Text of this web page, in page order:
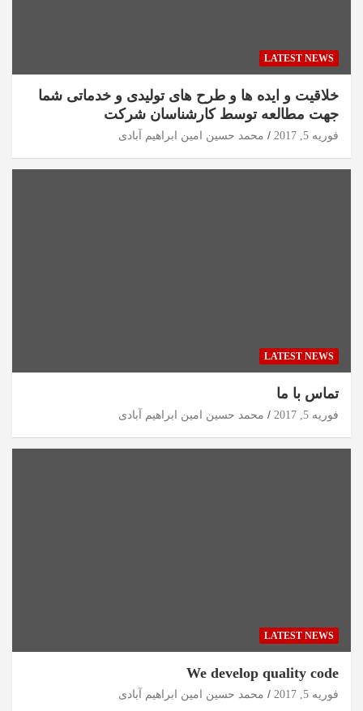
LATEST NEWS
خلاقیت و ایده ها و طرح های تولیدی و خدماتی شما
جهت مطالعه توسط کارشناسان شرکت
فوریه 5, 2017 محمد حسین امین ابراهیم آبادی
LATEST NEWS
تماس با ما
فوریه 5, 2017 محمد حسین امین ابراهیم آبادی
LATEST NEWS
We develop quality code
فوریه 5, 2017 محمد حسین امین ابراهیم آبادی